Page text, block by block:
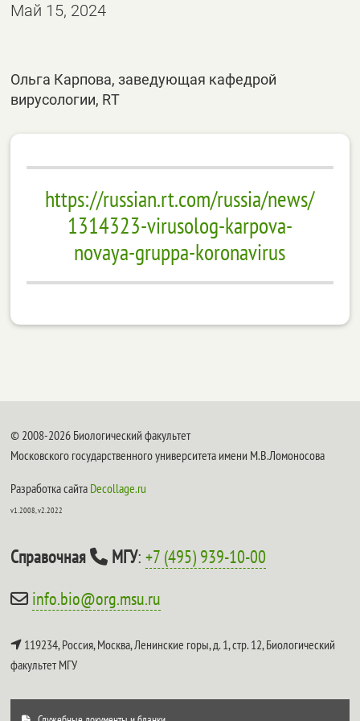
Май 15, 2024
Ольга Карпова, заведующая кафедрой
вирусологии, RT
https://russian.rt.com/russia/news/
1314323-virusolog-karpova-
novaya-gruppa-koronavirus
© 2008-2026 Биологический факультет
Московского государственного университета имени М.В.Ломоносова
Разработка сайта Decollage.ru
v1.2008, v2.2022
Справочная МГУ:+7 (495) 939-10-00
info.bio@org.msu.ru
119234, Россия, Москва, Ленинские горы, д. 1, стр. 12,Биологический
факультет МГУ